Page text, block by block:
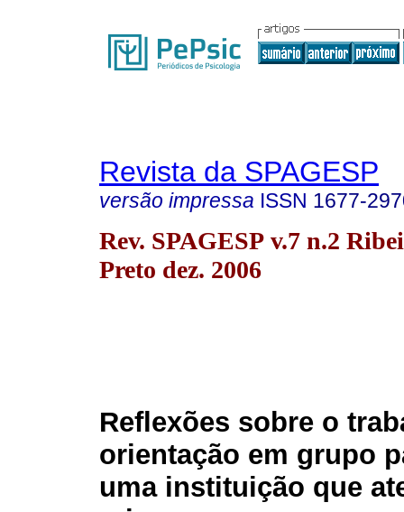
Revista da SPAGESP
versão impressa ISSN 1677-
Rev. SPAGESP v.7 n.2
Preto dez. 2006
Reflexões sobre o
orientação em grupo
uma instituição que